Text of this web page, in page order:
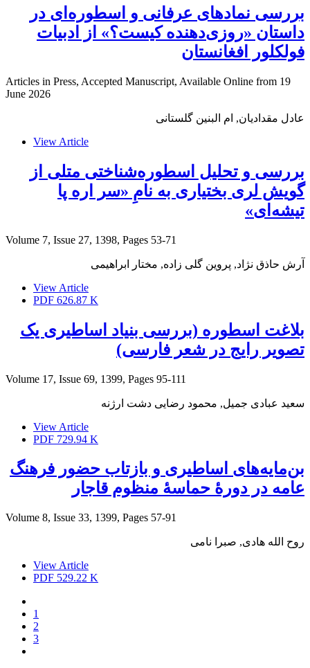
بررسی نمادهای عرفانی و اسطوره‌ای در
داستان «روزی‌دهنده کیست؟» از ادبیات
فولکلور افغانستان
Articles in Press, Accepted Manuscript, Available Online from 19
June 2026
عادل مقدادیان, ام البنین گلستانی
View Article
بررسی و تحلیل اسطوره‌شناختی متلی از
گویش لری بختیاری به نامِ «سر اره پا
تیشه‌ای»
Volume 7, Issue 27, 1398, Pages 53-71
آرش حاذق نژاد, پروین گلی زاده, مختار ابراهیمی
View Article
PDF 626.87 K
بلاغت اسطوره (بررسی بنیاد اساطیری یک
تصویر رایج در شعر فارسی)
Volume 17, Issue 69, 1399, Pages 95-111
سعید عبادی جمیل, محمود رضایی دشت ارژنه
View Article
PDF 729.94 K
بن‌مایه‌های اساطیری و بازتاب حضور فرهنگ
عامه در دورۀ حماسۀ منظوم قاجار
Volume 8, Issue 33, 1399, Pages 57-91
روح الله هادی, صبرا نامی
View Article
PDF 529.22 K
1
2
3